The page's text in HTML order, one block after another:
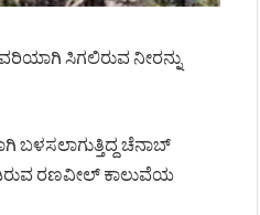
ಸಿಗಲಿರುವ ನೀರನ್ನು
ಚೆನಾಬ್​
ರಣವೀಲ್​ ಕಾಲುವೆಯ